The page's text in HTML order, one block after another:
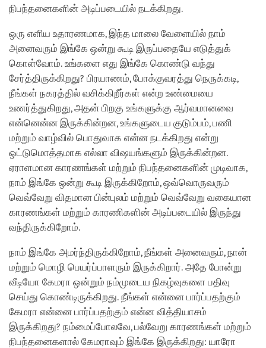
நிபந்தனைகளின் அடிப்படையில் நடக்கிறது.
ஒரு எளிய உதாரணமாக, இந்த மாலை வேளையில் நாம்
அனைவரும் இங்கே ஒன்று கூடி இருப்பதையே எடுத்துக்
கொள்வோம். உங்களை எது இங்கே கொண்டு வந்து
சேர்த்திருக்கிறது? பிரயாணம், போக்குவரத்து நெருக்கடி,
நீங்கள் நகரத்தில் வசிக்கிறீர்கள் என்ற உண்மையை
உணர்த்துகிறது, அதன் பிறகு உங்களுக்கு ஆர்வமானவை
என்னென்ன இருக்கின்றன, உங்களுடைய குடும்பம், பணி
மற்றும் வாழ்வில் பொதுவாக என்ன நடக்கிறது என்று
ஒட்டுமொத்தமாக எல்லா விஷயங்களும் இருக்கின்றன.
ஏராளமான காரணங்கள் மற்றும் நிபந்தனைகளின் முடிவாக,
நாம் இங்கே ஒன்று கூடி இருக்கிறோம், ஒவ்வொருவரும்
வெவ்வேறு விதமான பின்புலம் மற்றும் வெவ்வேறு வகையான
காரணங்கள் மற்றும் காரணிகளின் அடிப்படையில் இருந்து
வந்திருக்கிறோம்.
நாம் இங்கே அமர்ந்திருக்கிறோம், நீங்கள் அனைவரும், நான்
மற்றும் மொழி பெயர்ப்பாளரும் இருக்கிறார். அதே போன்று
வீடியோ கேமரா ஒன்றும் நம்முடைய நிகழ்வுகளை பதிவு
செய்து கொண்டிருக்கிறது. நீங்கள் என்னை பார்ப்பதற்கும்
கேமரா என்னை பார்ப்பதற்கும் என்ன வித்தியாசம்
இருக்கிறது? நம்மைப்போலவே, பல்வேறு காரணங்கள் மற்றும்
நிபந்தனைகளால் கேமராவும் இங்கே இருக்கிறது: யாரோ